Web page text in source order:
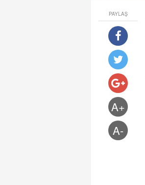
PAYLAŞ
A+
A-